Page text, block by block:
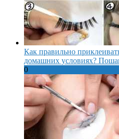
Как правильно
домашних условиях?
0